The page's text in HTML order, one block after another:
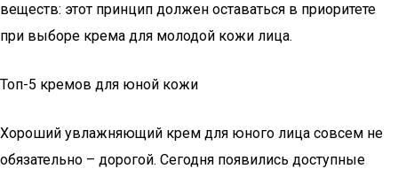
веществ: этот принцип должен оставаться в приоритете
при выборе крема для молодой кожи лица.
Топ-5 кремов для юной кожи
Хороший увлажняющий крем для юного лица совсем не
обязательно – дорогой. Сегодня появились доступные